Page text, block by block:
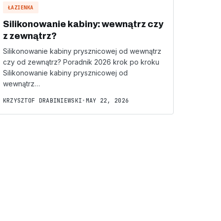
ŁAZIENKA
Silikonowanie kabiny: wewnątrz czy
z zewnątrz?
Silikonowanie kabiny prysznicowej od wewnątrz
czy od zewnątrz? Poradnik 2026 krok po kroku
Silikonowanie kabiny prysznicowej od
wewnątrz…
KRZYSZTOF DRABINIEWSKI • MAY 22, 2026